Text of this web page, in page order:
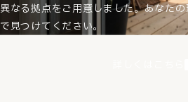
異なる拠点をご用意しました。あなた
で見つけてください。